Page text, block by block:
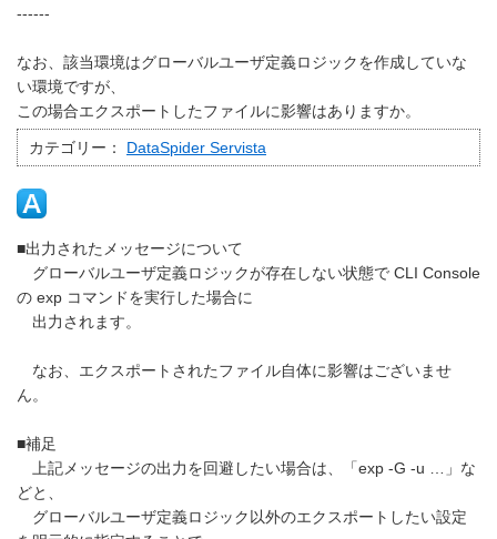
------
なお、該当環境はグローバルユーザ定義ロジックを作成していな
い環境ですが、
この場合エクスポートしたファイルに影響はありますか。
カテゴリー： DataSpider Servista
■出力されたメッセージについて
グローバルユーザ定義ロジックが存在しない状態で CLI Console
の exp コマンドを実行した場合に
出力されます。
なお、エクスポートされたファイル自体に影響はございませ
ん。
■補足
上記メッセージの出力を回避したい場合は、「exp -G -u …」な
どと、
グローバルユーザ定義ロジック以外のエクスポートしたい設定